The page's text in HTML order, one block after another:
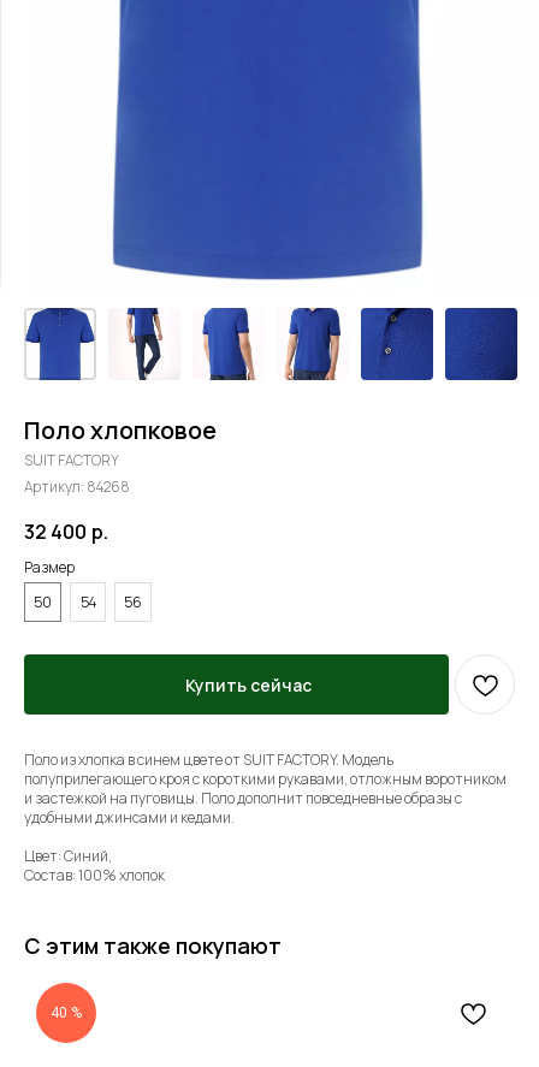
Поло хлопковое
SUIT FACTORY
Артикул: 84268
32 400 р.
Размер
50
54 56
Купить сейчас
Поло из хлопка в синем цвете от SUIT FACTORY. Модель
полуприлегающего кроя с короткими рукавами, отложным воротником
и застежкой на пуговицы. Поло дополнит повседневные образы с
удобными джинсами и кедами.
Цвет: Синий,
Состав: 100% хлопок
С этим также покупают
40 %